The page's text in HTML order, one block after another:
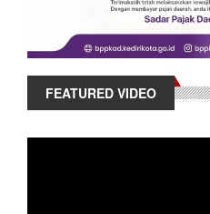
FEATURED VIDEO